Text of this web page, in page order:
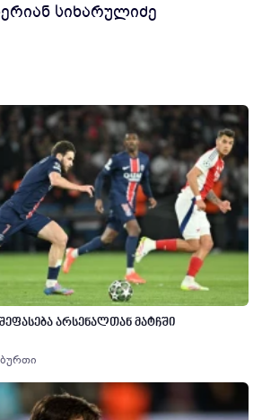
სიხარულიძე
არსენალთან მატჩში